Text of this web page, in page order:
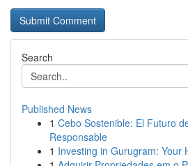
Search
Published News
1 Cebo Sostenible: El Futuro
Responsable
1 Investing in Gurugram: Your